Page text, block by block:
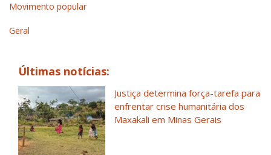
Movimento popular
Geral
Últimas notícias:
Justiça determina força-tarefa para
enfrentar crise humanitária dos
Maxakali em Minas Gerais